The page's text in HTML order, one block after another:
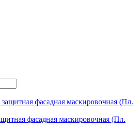
фасадная маскировочная (Пл.